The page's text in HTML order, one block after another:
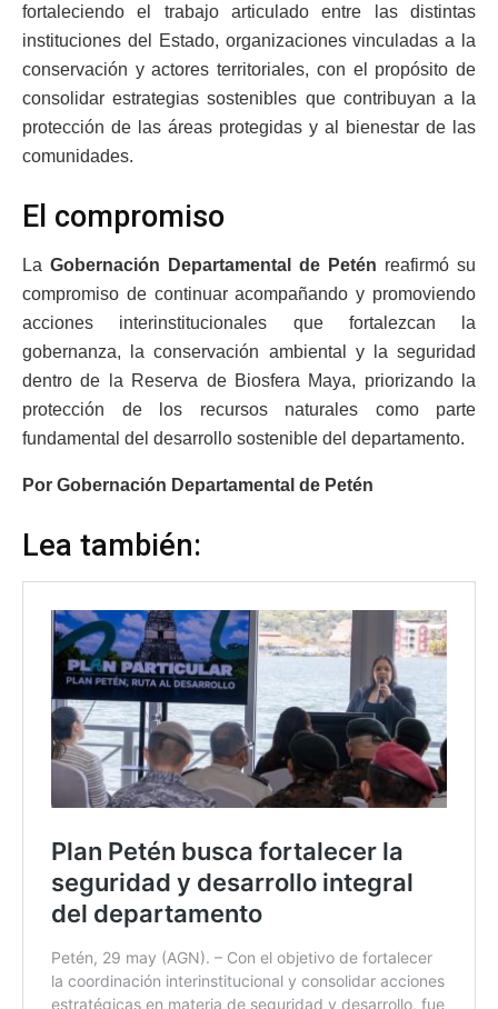
fortaleciendo el trabajo articulado entre las distintas
instituciones del Estado, organizaciones vinculadas a la
conservación y actores territoriales, con el propósito de
consolidar estrategias sostenibles que contribuyan a la
protección de las áreas protegidas y al bienestar de las
comunidades.
El compromiso
La Gobernación Departamental de Petén reafirmó su
compromiso de continuar acompañando y promoviendo
acciones interinstitucionales que fortalezcan la
gobernanza, la conservación ambiental y la seguridad
dentro de la Reserva de Biosfera Maya, priorizando la
protección de los recursos naturales como parte
fundamental del desarrollo sostenible del departamento.
Por Gobernación Departamental de Petén
Lea también: